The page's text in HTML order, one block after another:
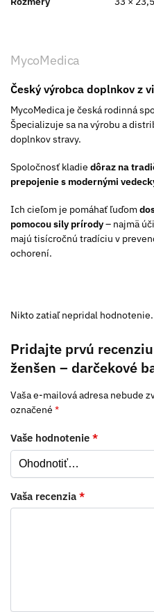
MycoMedica
Český výrobca doplnkov z
​MycoMedica je česká rodinná
Špecializuje sa na výrobu a
doplnkov stravy.
Spoločnosť kladie dôraz na
prepojenie s modernými
Ich cieľom je pomáhať ľuďom
pomocou sily prírody– najmä
majú tisícročnú tradíciu v
ochorení.
Nikto zatiaľ nepridal hodnotenie.
Pridajte prvú
ženšen – darčekové
Vaša e-mailová adresa nebude
označené *
Vaše hodnotenie *
Vaša recenzia *